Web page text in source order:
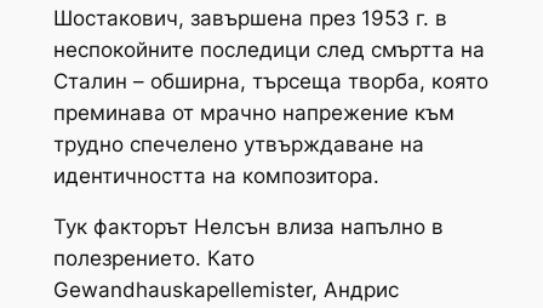
Шостакович, завършена през 1953 г. в
неспокойните последици след смъртта на
Сталин – обширна, търсеща творба, която
преминава от мрачно напрежение към
трудно спечелено утвърждаване на
идентичността на композитора.
Тук факторът Нелсън влиза напълно в
полезрението. Като
Gewandhauskapellemister, Андрис